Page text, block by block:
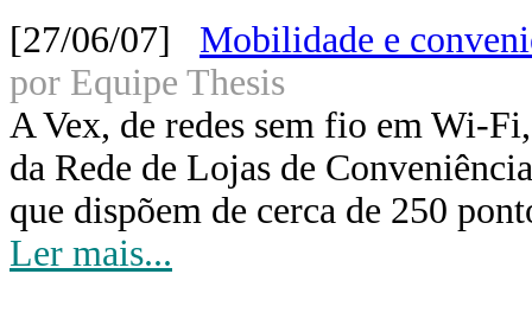
[27/06/07] Mobilidade e
por Equipe Thesis
A Vex, de redes sem fio em Wi-
da Rede de Lojas de
que dispõem de cerca de 250
Ler mais...